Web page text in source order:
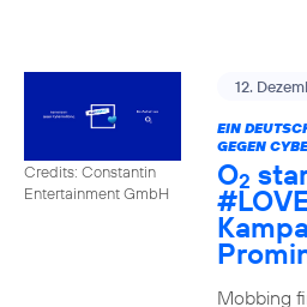
Credits: Constantin
Entertainment GmbH
12.
EIN
GEGEN
O2
Mobbing